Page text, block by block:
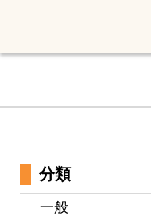
分類
一般